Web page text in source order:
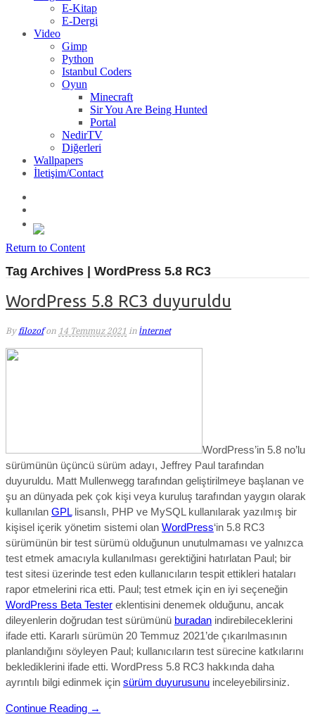
E-Kitap
E-Dergi
Video
Gimp
Python
Istanbul Coders
Oyun
Minecraft
Sir You Are Being Hunted
Portal
NedirTV
Diğerleri
Wallpapers
İletişim/Contact
Return to Content
Tag Archives | WordPress 5.8 RC3
WordPress 5.8 RC3 duyuruldu
By filozof on 14 Temmuz 2021 in İnternet
WordPress’in 5.8 no’lu
sürümünün üçüncü sürüm adayı, Jeffrey Paul tarafından
duyuruldu. Matt Mullenwegg tarafından geliştirilmeye başlanan ve
şu an dünyada pek çok kişi veya kuruluş tarafından yaygın olarak
kullanılan GPLlisanslı, PHP ve MySQL kullanılarak yazılmış bir
kişisel içerik yönetim sistemi olan WordPress‘in 5.8 RC3
sürümünün bir test sürümü olduğunun unutulmaması ve yalnızca
test etmek amacıyla kullanılması gerektiğini hatırlatan Paul; bir
test sitesi üzerinde test eden kullanıcıların tespit ettikleri hataları
rapor etmelerini rica etti. Paul; test etmek için en iyi seçeneğin
WordPress Beta Tester eklentisini denemek olduğunu, ancak
dileyenlerin doğrudan test sürümünü buradan indirebileceklerini
ifade etti. Kararlı sürümün 20 Temmuz 2021’de çıkarılmasının
planlandığını söyleyen Paul; kullanıcıların test sürecine katkılarını
beklediklerini ifade etti. WordPress 5.8 RC3 hakkında daha
ayrıntılı bilgi edinmek için sürüm duyurusunu inceleyebilirsiniz.
Continue Reading →